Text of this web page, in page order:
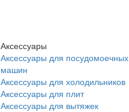
Аксессуары
Аксессуары для посудомоечных
машин
Аксессуары для холодильников
Аксессуары для плит
Аксессуары для вытяжек